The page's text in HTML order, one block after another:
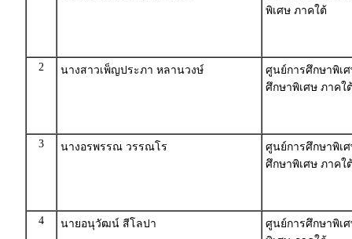
พิเศษ ภาคใต้
2 นางสาวเพ็ญประภา หลานวงษ์
ศูนย์การศึกษาพิเ
ศึกษาพิเศษ ภาคใ
3 นางอรพรรณ วรรณโร
ศูนย์การศึกษาพิเ
ศึกษาพิเศษ ภาคใ
4 นายอนุวัฒน์ สีโลปา
ศูนย์การศึกษาพิเ